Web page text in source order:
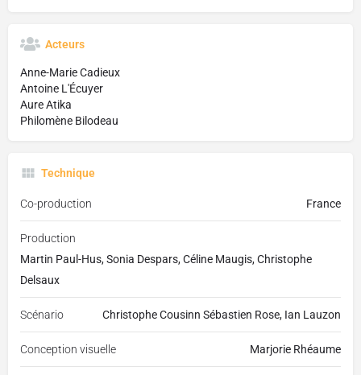
Acteurs
Anne-Marie Cadieux
Antoine L'Écuyer
Aure Atika
Philomène Bilodeau
Technique
Co-production France
Production
Martin Paul-Hus, Sonia Despars, Céline Maugis, Christophe
Delsaux
Scénario Christophe Cousinn Sébastien Rose, Ian Lauzon
Conception visuelle Marjorie Rhéaume